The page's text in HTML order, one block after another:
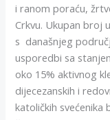
i ranom poraću,
Crkvu. Ukupan broj
s današnjeg
usporedbi sa
oko 15% aktivnog
dijecezanskih i
katoličkih svećenika